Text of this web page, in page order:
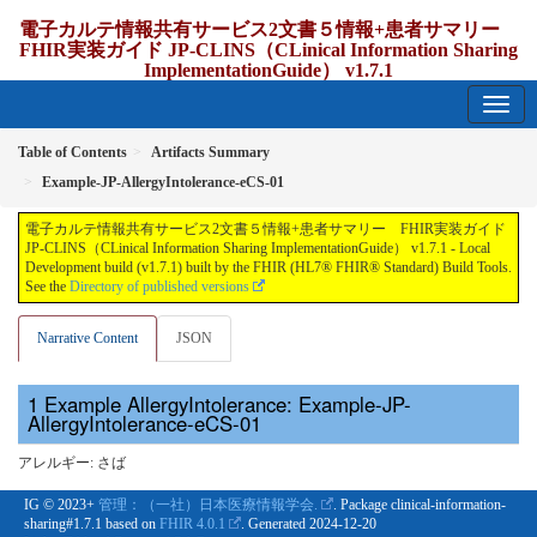
電子カルテ情報共有サービス2文書５情報+患者サマリー
FHIR実装ガイド JP-CLINS（CLinical Information Sharing
ImplementationGuide） v1.7.1
Table of Contents
Artifacts Summary
Example-JP-AllergyIntolerance-eCS-01
電子カルテ情報共有サービス2文書５情報+患者サマリー FHIR実装ガイド
JP-CLINS（CLinical Information Sharing ImplementationGuide） v1.7.1 - Local
Development build (v1.7.1) built by the FHIR (HL7® FHIR® Standard) Build Tools.
See the Directory of published versions
Narrative Content JSON
Example AllergyIntolerance: Example-JP-
AllergyIntolerance-eCS-01
アレルギー: さば
IG © 2023+ 管理：（一社）日本医療情報学会.
. Package clinical-information-
sharing#1.7.1 based on FHIR 4.0.1 . Generated 2024-12-20